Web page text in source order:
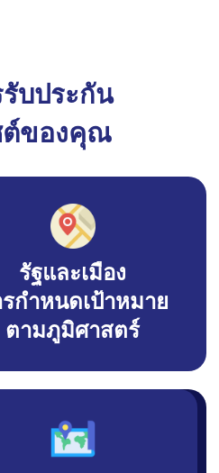
บประกัน
ต์ของคุณ
รัฐและเมือง
กำหนดเป้าหมาย
ตามภูมิศาสตร์